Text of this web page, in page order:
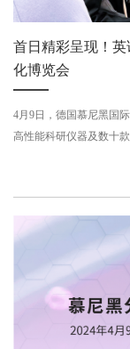
首日精彩呈现！
化博览会
4月9日，德国慕尼黑国
高性能科研仪器及数十